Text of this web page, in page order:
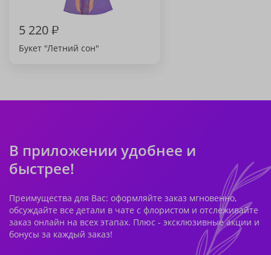
5 220₽
Букет "Летний сон"
В приложении удобнее и
быстрее!
Преимущества для Вас: оформляйте заказ мгновенно,
обсуждайте все детали в чате с флористом и отслеживайте
заказ онлайн на всех этапах. Плюс - эксклюзивные акции и
бонусы за каждый заказ!